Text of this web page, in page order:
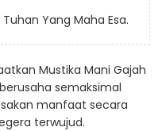
Yang Maha Esa.
Mustika Mani Gajah
semaksimal
manfaat secara
terwujud.